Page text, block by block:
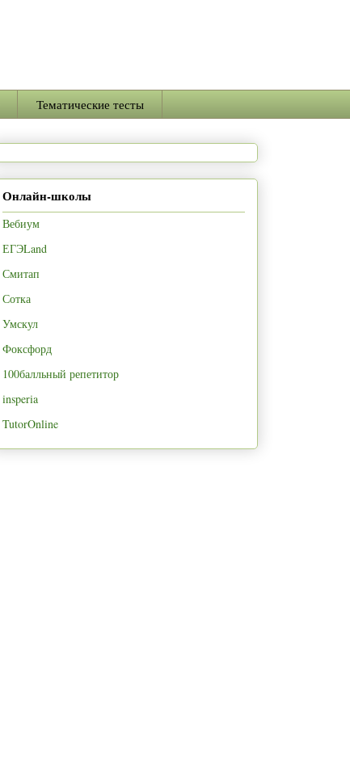
Тематические тесты
Онлайн-школы
Вебиум
ЕГЭLand
Смитап
Сотка
Умскул
Фоксфорд
100балльный репетитор
insperia
TutorOnline